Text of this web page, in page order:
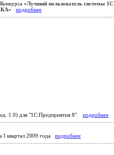
«Лучший пользователь системы
подробнее
1.0) для "1С:Предприятия 8". подробнее
I квартал 2009 года подробнее